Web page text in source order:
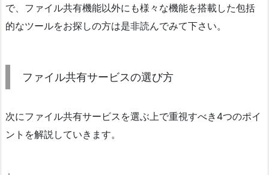
で、ファイル共有機能以外にも様々な機能を搭載した包括
的なツールをお探しの方は是非読んでみて下さい。
ファイル共有サービスの選び方
次にファイル共有サービスを選ぶ上で重視すべき4つのポイ
ントを解説していきます。